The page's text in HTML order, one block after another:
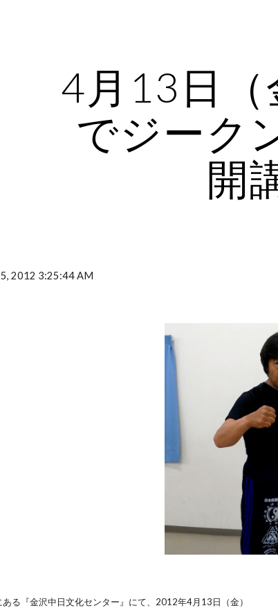
4月13日（
でジーク
開
2012 3:25:44 AM
る『金沢中日文化センター』にて、2012年4月13日（金）